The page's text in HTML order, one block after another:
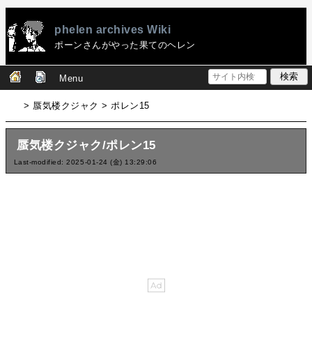
phelen archives Wiki
ポーンさんがやった果てのヘレン
Menu
> 蜃気楼クジャク > ポレン15
蜃気楼クジャク/ポレン15
Last-modified: 2025-01-24 (金) 13:29:06